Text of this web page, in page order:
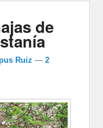
de
Ruiz —2